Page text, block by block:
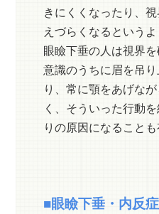
きにくくなったり、
えづらくなるという
眼瞼下垂の人は視界
意識のうちに眉を吊
り、常に顎をあげな
く、そういった行動
りの原因になることも
■眼瞼下垂・内反